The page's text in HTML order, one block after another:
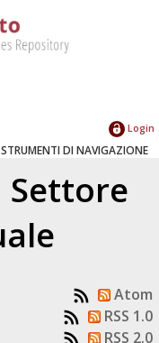
Login
STRUMENTI DI NAVIGAZIONE
Settore
Atom
RSS 1.0
RSS 2.0